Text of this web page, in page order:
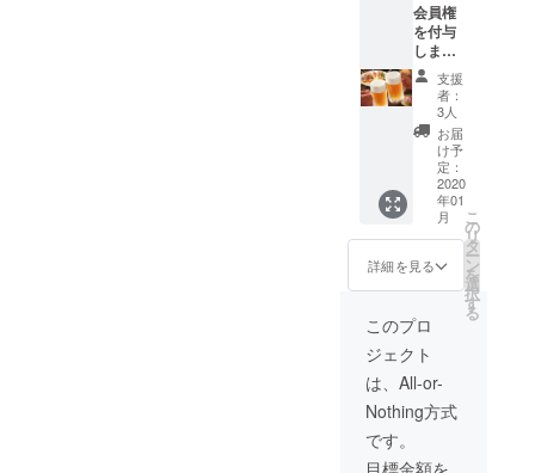
会員権
を付与
しま
す。 会
員にな
ると、
会員限
定の
チャッ
トグ
ループ
に招待
し、そ
こで営
業情報
えした
り、予
約など
を承り
ます。
支援
者：
3人
お届
け予
定：
2020
年01
月
詳細を見る
こ
の
リ
タ
ー
ン
を
選
択
す
る
このプロ
ジェクト
は、All-or-
Nothing方式
です。